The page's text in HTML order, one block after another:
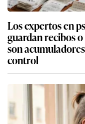
Los expertos en
guardan recibos
son
control